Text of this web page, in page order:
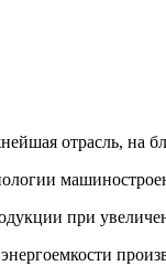
отрасль, на
при